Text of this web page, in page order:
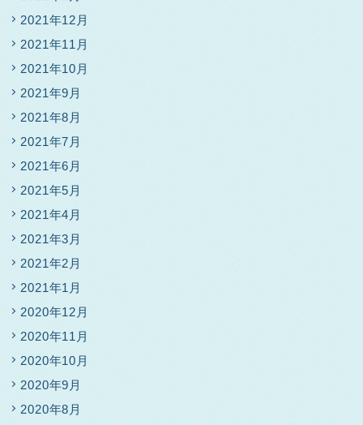
2021年12月
2021年11月
2021年10月
2021年9月
2021年8月
2021年7月
2021年6月
2021年5月
2021年4月
2021年3月
2021年2月
2021年1月
2020年12月
2020年11月
2020年10月
2020年9月
2020年8月